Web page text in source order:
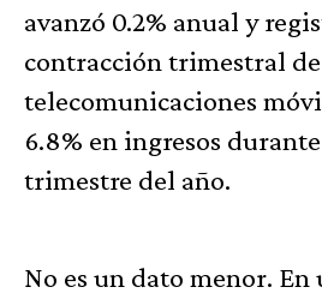
avanzó 0.2% anual y
contracción trimestral
telecomunicaciones
6.8% en ingresos
trimestre del año.
No es un dato menor.